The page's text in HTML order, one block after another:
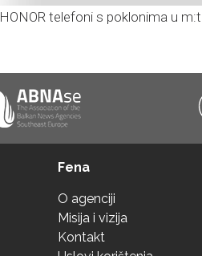
HONOR telefoni s poklonima u
Fena
O agenciji
Misija i vizija
Kontakt